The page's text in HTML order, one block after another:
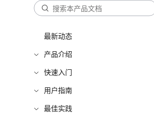
最新动态
产品介绍
快速入门
用户指南
最佳实践